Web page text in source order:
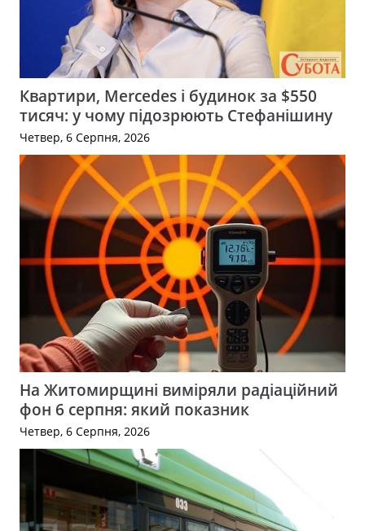
Квартири, Mercedes і будинок за $550
тисяч: у чому підозрюють Стефанішину
Четвер, 6 Серпня, 2026
На Житомирщині виміряли радіаційний
фон 6 серпня: який показник
Четвер, 6 Серпня, 2026